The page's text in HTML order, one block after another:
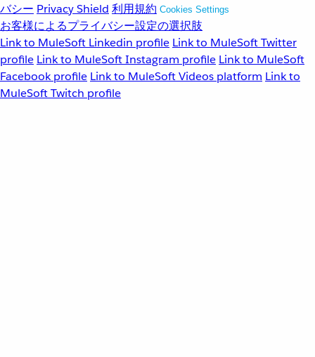
バシー Privacy Shield 利用規約 Cookies Settings
お客様によるプライバシー設定の選択肢
Link to MuleSoft Linkedin profile Link to MuleSoft Twitter
profile Link to MuleSoft Instagram profile Link to MuleSoft
Facebook profile Link to MuleSoft Videos platform Link to
MuleSoft Twitch profile